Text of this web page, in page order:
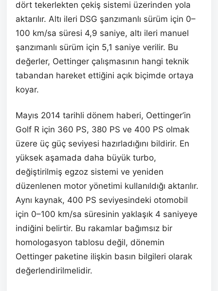
dört tekerlekten çekiş sistemi üzerinden yola
aktarılır. Altı ileri DSG şanzımanlı sürüm için 0–
100 km/sa süresi 4,9 saniye, altı ileri manuel
şanzımanlı sürüm için 5,1 saniye verilir. Bu
değerler, Oettinger çalışmasının hangi teknik
tabandan hareket ettiğini açık biçimde ortaya
koyar.
Mayıs 2014 tarihli dönem haberi, Oettinger’in
Golf R için 360 PS, 380 PS ve 400 PS olmak
üzere üç güç seviyesi hazırladığını bildirir. En
yüksek aşamada daha büyük turbo,
değiştirilmiş egzoz sistemi ve yeniden
düzenlenen motor yönetimi kullanıldığı aktarılır.
Aynı kaynak, 400 PS seviyesindeki otomobil
için 0–100 km/sa süresinin yaklaşık 4 saniyeye
indiğini belirtir. Bu rakamlar bağımsız bir
homologasyon tablosu değil, dönemin
Oettinger paketine ilişkin basın bilgileri olarak
değerlendirilmelidir.